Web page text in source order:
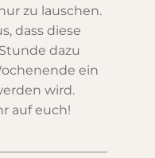
zu lauschen.
dass diese
dazu
ein
wird.
auf euch!